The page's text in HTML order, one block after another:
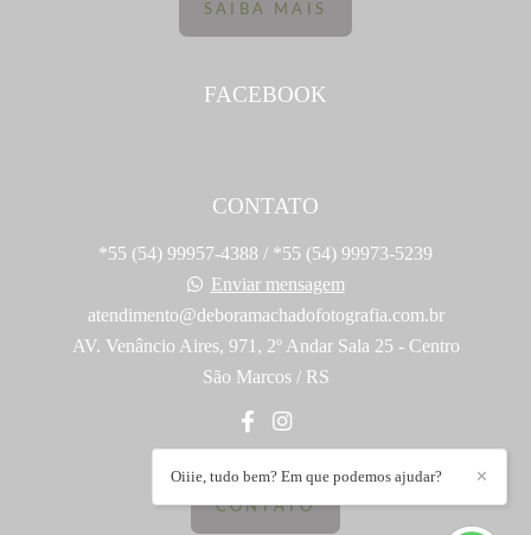
SAIBA MAIS
FACEBOOK
CONTATO
*55 (54) 99957-4388 / *55 (54) 99973-5239
Enviar mensagem
atendimento@deboramachadofotografia.com.br
AV. Venâncio Aires, 971, 2º Andar Sala 25 - Centro
São Marcos / RS
CONTATO
✕
Oiiie, tudo bem? Em que podemos ajudar?